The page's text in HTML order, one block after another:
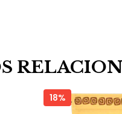
18%